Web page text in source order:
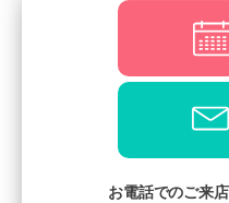
お電話でのご来